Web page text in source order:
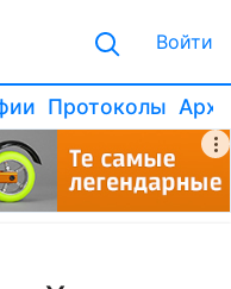
Войти
Протоколы